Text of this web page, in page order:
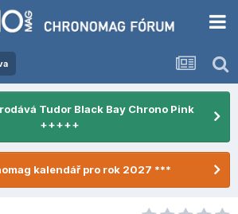
Tudor Black Bay Chrono Pink
+++++
kalendář pro rok 2027 ***